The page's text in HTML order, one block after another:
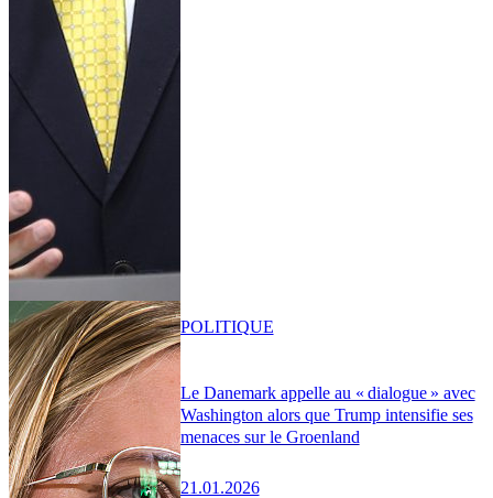
Le Danemark appelle au « dialogue » avec
Washington alors que Trump intensifie ses
menaces sur le Groenland
21.01.2026
POLITIQUE